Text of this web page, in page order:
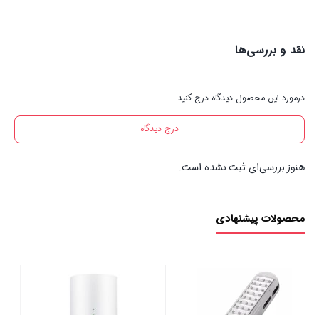
نقد و بررسی‌ها
درمورد این محصول دیدگاه درج کنید.
درج دیدگاه
هنوز بررسی‌ای ثبت نشده است.
محصولات پیشنهادی